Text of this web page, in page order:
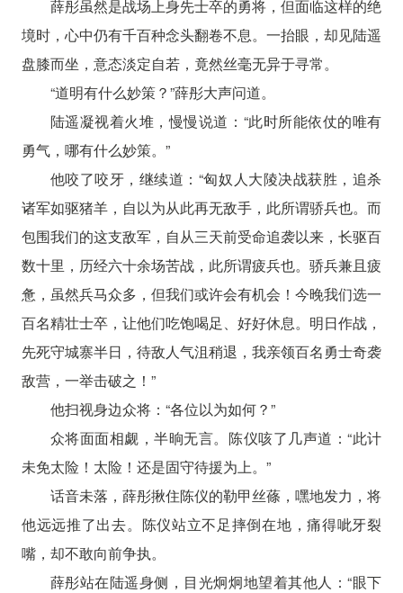
薛彤虽然是战场上身先士卒的勇将，但面临这样的绝
境时，心中仍有千百种念头翻卷不息。一抬眼，却见陆遥
盘膝而坐，意态淡定自若，竟然丝毫无异于寻常。
“道明有什么妙策？”薛彤大声问道。
陆遥凝视着火堆，慢慢说道：“此时所能依仗的唯有
勇气，哪有什么妙策。”
他咬了咬牙，继续道：“匈奴人大陵决战获胜，追杀
诸军如驱猪羊，自以为从此再无敌手，此所谓骄兵也。而
包围我们的这支敌军，自从三天前受命追袭以来，长驱百
数十里，历经六十余场苦战，此所谓疲兵也。骄兵兼且疲
惫，虽然兵马众多，但我们或许会有机会！今晚我们选一
百名精壮士卒，让他们吃饱喝足、好好休息。明日作战，
先死守城寨半日，待敌人气沮稍退，我亲领百名勇士奇袭
敌营，一举击破之！”
他扫视身边众将：“各位以为如何？”
众将面面相觑，半晌无言。陈仪咳了几声道：“此计
未免太险！太险！还是固守待援为上。”
话音未落，薛彤揪住陈仪的勒甲丝蓧，嘿地发力，将
他远远推了出去。陈仪站立不足摔倒在地，痛得呲牙裂
嘴，却不敢向前争执。
薛彤站在陆遥身侧，目光炯炯地望着其他人：“眼下